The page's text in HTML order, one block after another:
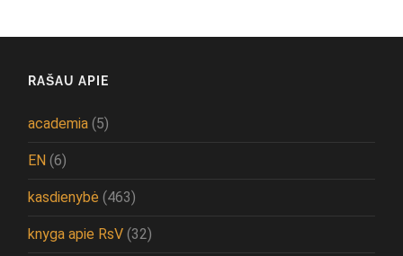
RAŠAU APIE
academia (5)
EN (6)
kasdienybė (463)
knyga apie RsV (32)